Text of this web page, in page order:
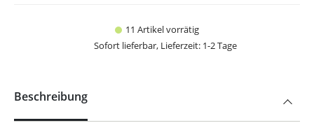
11 Artikel vorrätig
Sofort lieferbar, Lieferzeit: 1-2 Tage
Beschreibung